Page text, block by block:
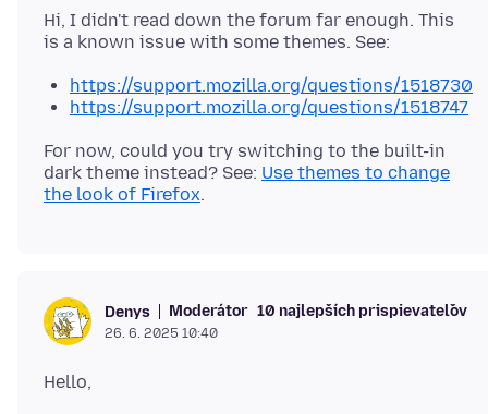
Hi, I didn't read down the forum far enough. This
https://support.mozilla.org/questions/1518730
https://support.mozilla.org/questions/1518747
For now, could you try switching to the built-in
dark theme instead? See: Use themes to change
the look of Firefox
Denys Moderátor 10 najlepších prispievateľov
26. 6. 2025 10:40